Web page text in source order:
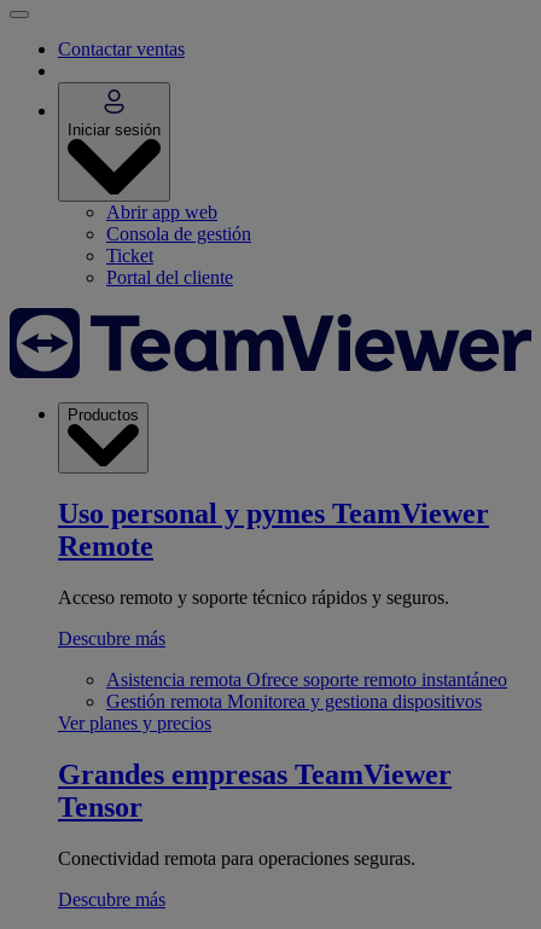
Contactar ventas
Iniciar sesión
Abrir app web
Consola de gestión
Ticket
Portal del cliente
Productos
Uso personal y pymes TeamViewer
Remote
Acceso remoto y soporte técnico rápidos y seguros.
Descubre más
Asistencia remota Ofrece soporte remoto instantáneo
Gestión remota Monitorea y gestiona dispositivos
Ver planes y precios
Grandes empresas TeamViewer
Tensor
Conectividad remota para operaciones seguras.
Descubre más